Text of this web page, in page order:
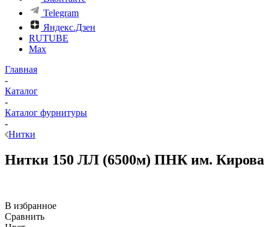
Telegram
Яндекс.Дзен
RUTUBE
Max
Главная
-
Каталог
-
Каталог фурнитуры
-
Нитки
Нитки 150 ЛЛ (6500м) ПНК им. Кирова
В избранное
Сравнить